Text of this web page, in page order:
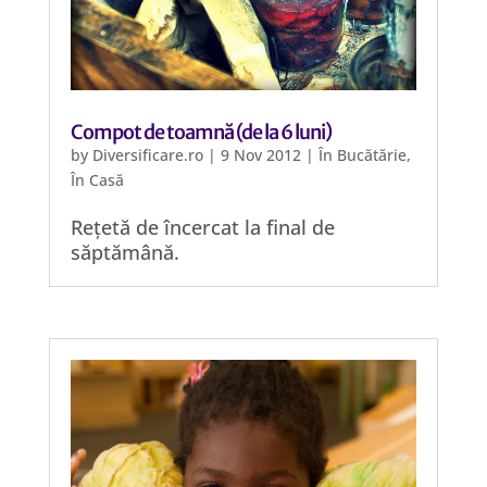
Compot de toamnă (de la 6 luni)
by Diversificare.ro| 9 Nov 2012| În Bucătărie,
În Casă
Rețetă de încercat la final de
săptămână.